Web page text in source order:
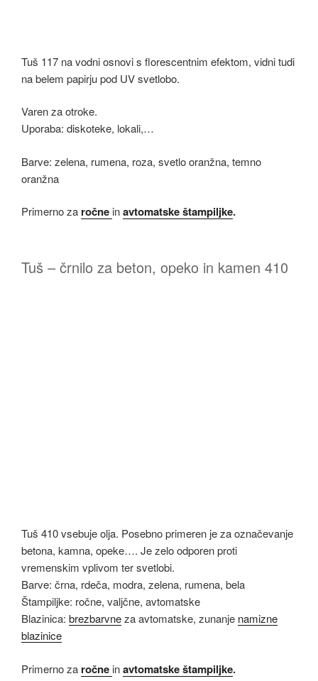
Tuš 117 na vodni osnovi s florescentnim efektom, vidni tudi
na belem papirju pod UV svetlobo.
Varen za otroke.
Uporaba: diskoteke, lokali,…
Barve: zelena, rumena, roza, svetlo oranžna, temno
oranžna
Primerno za ročne inavtomatske štampiljke.
Tuš – črnilo za beton, opeko in kamen 410
Tuš 410 vsebuje olja. Posebno primeren je za označevanje
betona, kamna, opeke…. Je zelo odporen proti
vremenskim vplivom ter svetlobi.
Barve: črna, rdeča, modra, zelena, rumena, bela
Štampiljke: ročne, valjčne, avtomatske
Blazinica: brezbarvneza avtomatske, zunanje namizne
blazinice
Primerno za ročne inavtomatske štampiljke.